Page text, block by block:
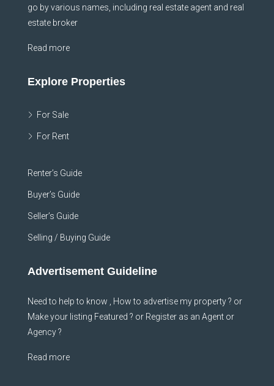
go by various names, including real estate agent and real
estate broker
Read more
Explore Properties
For Sale
For Rent
Renter’s Guide
Buyer’s Guide
Seller’s Guide
Selling / Buying Guide
Advertisement Guideline
Need to help to know , How to advertise my property ? or
Make your listing Featured ? or Register as an Agent or
Agency ?
Read more